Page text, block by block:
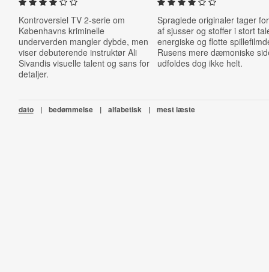
Kontroversiel TV 2-serie om
Københavns kriminelle
underverden mangler dybde, men
viser debuterende instruktør Ali
Sivandis visuelle talent og sans for
detaljer.
Spraglede originaler tager
af sjusser og stoffer i stort
energiske og flotte
Rusens mere dæmoniske
udfoldes dog ikke helt.
dato | bedømmelse | alfabetisk | mest læste